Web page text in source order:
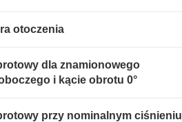
otoczenia
dla znamionowego
i kącie obrotu 0°
przy nominalnym ciśnieniu